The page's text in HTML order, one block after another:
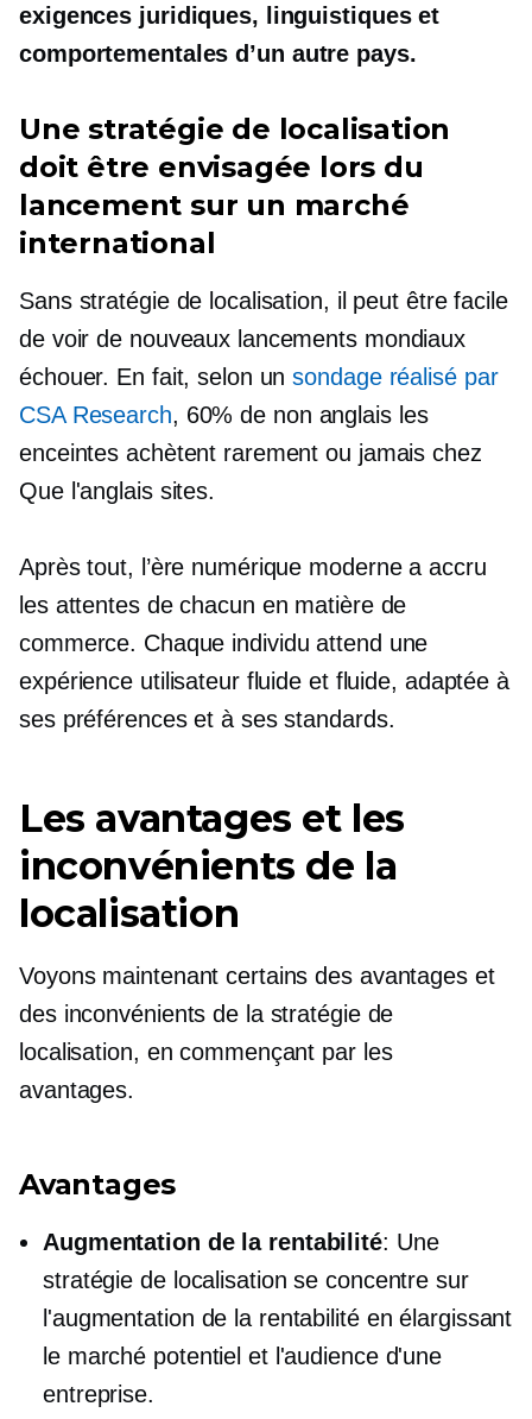
exigences juridiques, linguistiques et
comportementales d’un autre pays.
Une stratégie de localisation
doit être envisagée lors du
lancement sur un marché
international
Sans stratégie de localisation, il peut être facile
de voir de nouveaux lancements mondiaux
échouer. En fait, selon unsondage réalisé par
CSA Research, 60% de non anglaisles
enceintes achètent rarement ou jamais chez
Que l'anglaissites.
Après tout, l’ère numérique moderne a accru
les attentes de chacun en matière de
commerce. Chaque individu attend une
expérience utilisateur fluide et fluide, adaptée à
ses préférences et à ses standards.
Les avantages et les
inconvénients de la
localisation
Voyons maintenant certains des avantages et
des inconvénients de la stratégie de
localisation, en commençant par les
avantages.
Avantages
Augmentation de la rentabilité: Une
stratégie de localisation se concentre sur
l'augmentation de la rentabilité en élargissant
le marché potentiel et l'audience d'une
entreprise.